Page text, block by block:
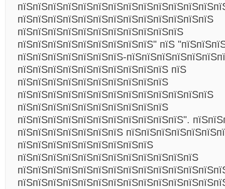
пїЅпїЅпїЅпїЅпїЅпїЅпїЅпїЅпїЅпїЅпїЅпїЅпїЅ
пїЅпїЅпїЅпїЅпїЅпїЅпїЅпїЅпїЅпїЅпїЅ
пїЅпїЅпїЅпїЅпїЅпїЅпїЅпїЅпїЅ" пїЅ
пїЅпїЅпїЅпїЅпїЅпїЅпїЅ-
пїЅпїЅпїЅпїЅпїЅпїЅпїЅпїЅпїЅпїЅ пїЅ
пїЅпїЅпїЅпїЅпїЅпїЅпїЅпїЅпїЅпїЅ
пїЅпїЅпїЅпїЅпїЅпїЅпїЅпїЅпїЅпїЅпїЅпїЅпїЅ
пїЅпїЅпїЅпїЅпїЅпїЅпїЅпїЅпїЅпїЅ
пїЅпїЅпїЅпїЅпїЅпїЅпїЅпїЅпїЅпїЅпїЅ".
пїЅпїЅпїЅпїЅпїЅпїЅпїЅ
пїЅпїЅпїЅпїЅпїЅпїЅпїЅпїЅпїЅ
пїЅпїЅпїЅпїЅпїЅпїЅпїЅпїЅпїЅпїЅпїЅпїЅ